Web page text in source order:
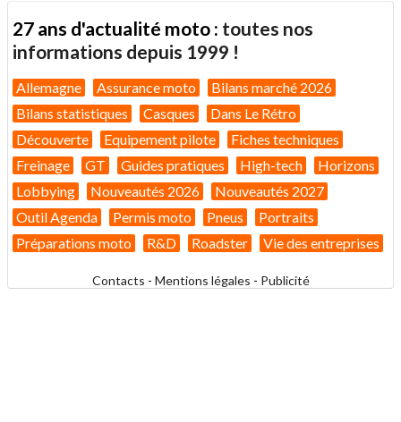
27 ans d'actualité moto : toutes nos
informations depuis 1999 !
Allemagne Assurance moto
Bilans marché 2026
Bilans statistiques
Casques
Dans Le Rétro
Découverte
Equipement pilote
Fiches techniques
Freinage
GT Guides pratiques High-tech
Horizons
Lobbying
Nouveautés 2026
Nouveautés 2027
Outil Agenda
Permis moto Pneus
Portraits
Préparations moto
R&D Roadster Vie des entreprises
Contacts - Mentions légales - Publicité